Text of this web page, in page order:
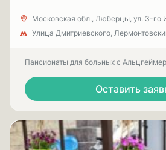
Московская обл., Люберцы, ул. 3-гo
Улица Дмитриевского,
Пансионаты для больных с
Оставить